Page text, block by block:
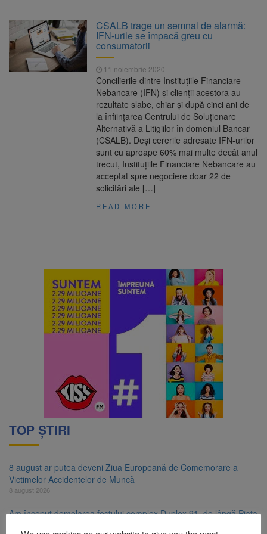
– Poiana Brașov după un accident. Două
persoane primesc îngrijiri medicale
7 august 2026
Dosar de evaziune fiscală de
peste 330.000 de lei, clasat la Brașov după
plata prejudiciului
8 august ar putea deveni
Ziua Europeană de Comemorare a Victimelor
Accidentelor de Muncă
CSALB trage un semnal de alarmă:
IFN-urile se împacă greu cu
consumatorii
11 noiembrie 2020
Concilierile dintre Instituțiile Financiare
Nebancare (IFN) şi clienţii acestora au
rezultate slabe, chiar și după cinci ani de
la înființarea Centrului de Soluționare
Alternativă a Litigiilor în domeniul Bancar
(CSALB). Deși cererile adresate IFN-urilor
sunt cu aproape 60% mai multe decât anul
trecut, Instituțiile Financiare Nebancare au
acceptat spre negociere doar 22 de
solicitări ale […]
READ MORE
TOP ȘTIRI
8 august ar putea deveni Ziua Europeană de Comemorare a
Victimelor Accidentelor de Muncă
8 august 2026
Am început demolarea fostului complex Duplex 91, de lângă Piața